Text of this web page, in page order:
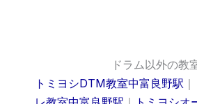
ドラム以外の教
トミヨシDTM教室中富良野駅 ｜